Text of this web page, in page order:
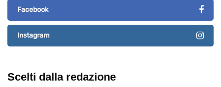
Facebook
Instagram
Scelti dalla redazione